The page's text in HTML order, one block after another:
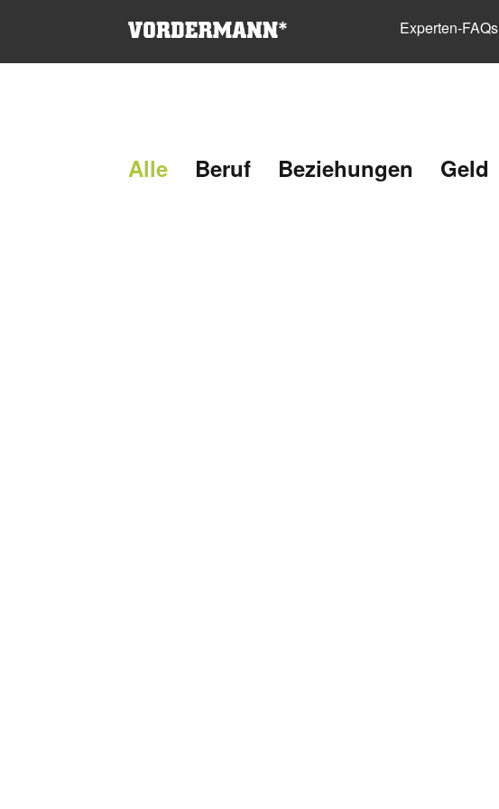
Experten-FAQs
Alle Beruf Beziehungen Geld